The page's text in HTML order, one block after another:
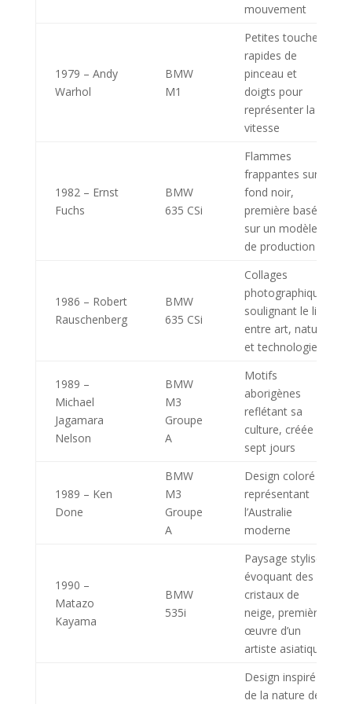
mouvement
1979 – Andy
Warhol
BMW
M1
Petites touches
rapides de
pinceau et
doigts pour
représenter la
vitesse
1982 – Ernst
Fuchs
BMW
635 CSi
Flammes
frappantes sur
fond noir,
première basée
sur un modèle
de production
1986 – Robert
Rauschenberg
BMW
635 CSi
Collages
photographiques
soulignant le lien
entre art, nature
et technologie
1989 –
Michael
Jagamara
Nelson
BMW
M3
Groupe
A
Motifs
aborigènes
reflétant sa
culture, créée en
sept jours
1989 – Ken
Done
BMW
M3
Groupe
A
Design coloré
représentant
l’Australie
moderne
1990 –
Matazo
Kayama
BMW
535i
Paysage stylisé
évoquant des
cristaux de
neige, première
œuvre d’un
artiste asiatique
Design inspiré
de la nature de